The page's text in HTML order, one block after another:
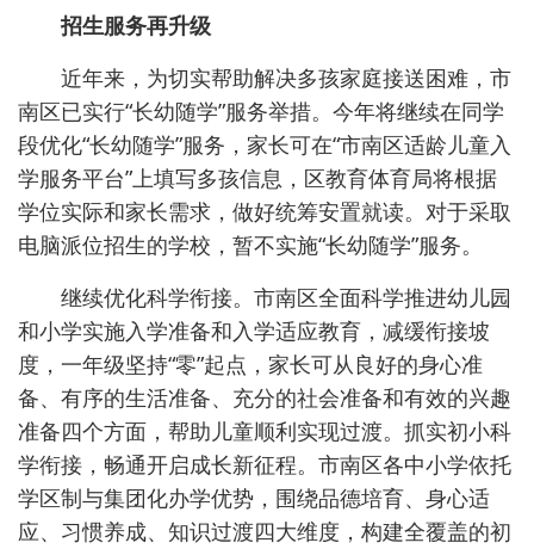
招生服务再升级
近年来，为切实帮助解决多孩家庭接送困难，市
南区已实行“长幼随学”服务举措。今年将继续在同学
段优化“长幼随学”服务，家长可在“市南区适龄儿童入
学服务平台”上填写多孩信息，区教育体育局将根据
学位实际和家长需求，做好统筹安置就读。对于采取
电脑派位招生的学校，暂不实施“长幼随学”服务。
继续优化科学衔接。市南区全面科学推进幼儿园
和小学实施入学准备和入学适应教育，减缓衔接坡
度，一年级坚持“零”起点，家长可从良好的身心准
备、有序的生活准备、充分的社会准备和有效的兴趣
准备四个方面，帮助儿童顺利实现过渡。抓实初小科
学衔接，畅通开启成长新征程。市南区各中小学依托
学区制与集团化办学优势，围绕品德培育、身心适
应、习惯养成、知识过渡四大维度，构建全覆盖的初